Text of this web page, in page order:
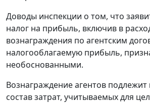
Доводы инспекции о том, что
налог на прибыль, включив в
вознаграждения по агентским
налогооблагаемую прибыль,
необоснованными.
Вознаграждение агентов
состав затрат, учитываемых для